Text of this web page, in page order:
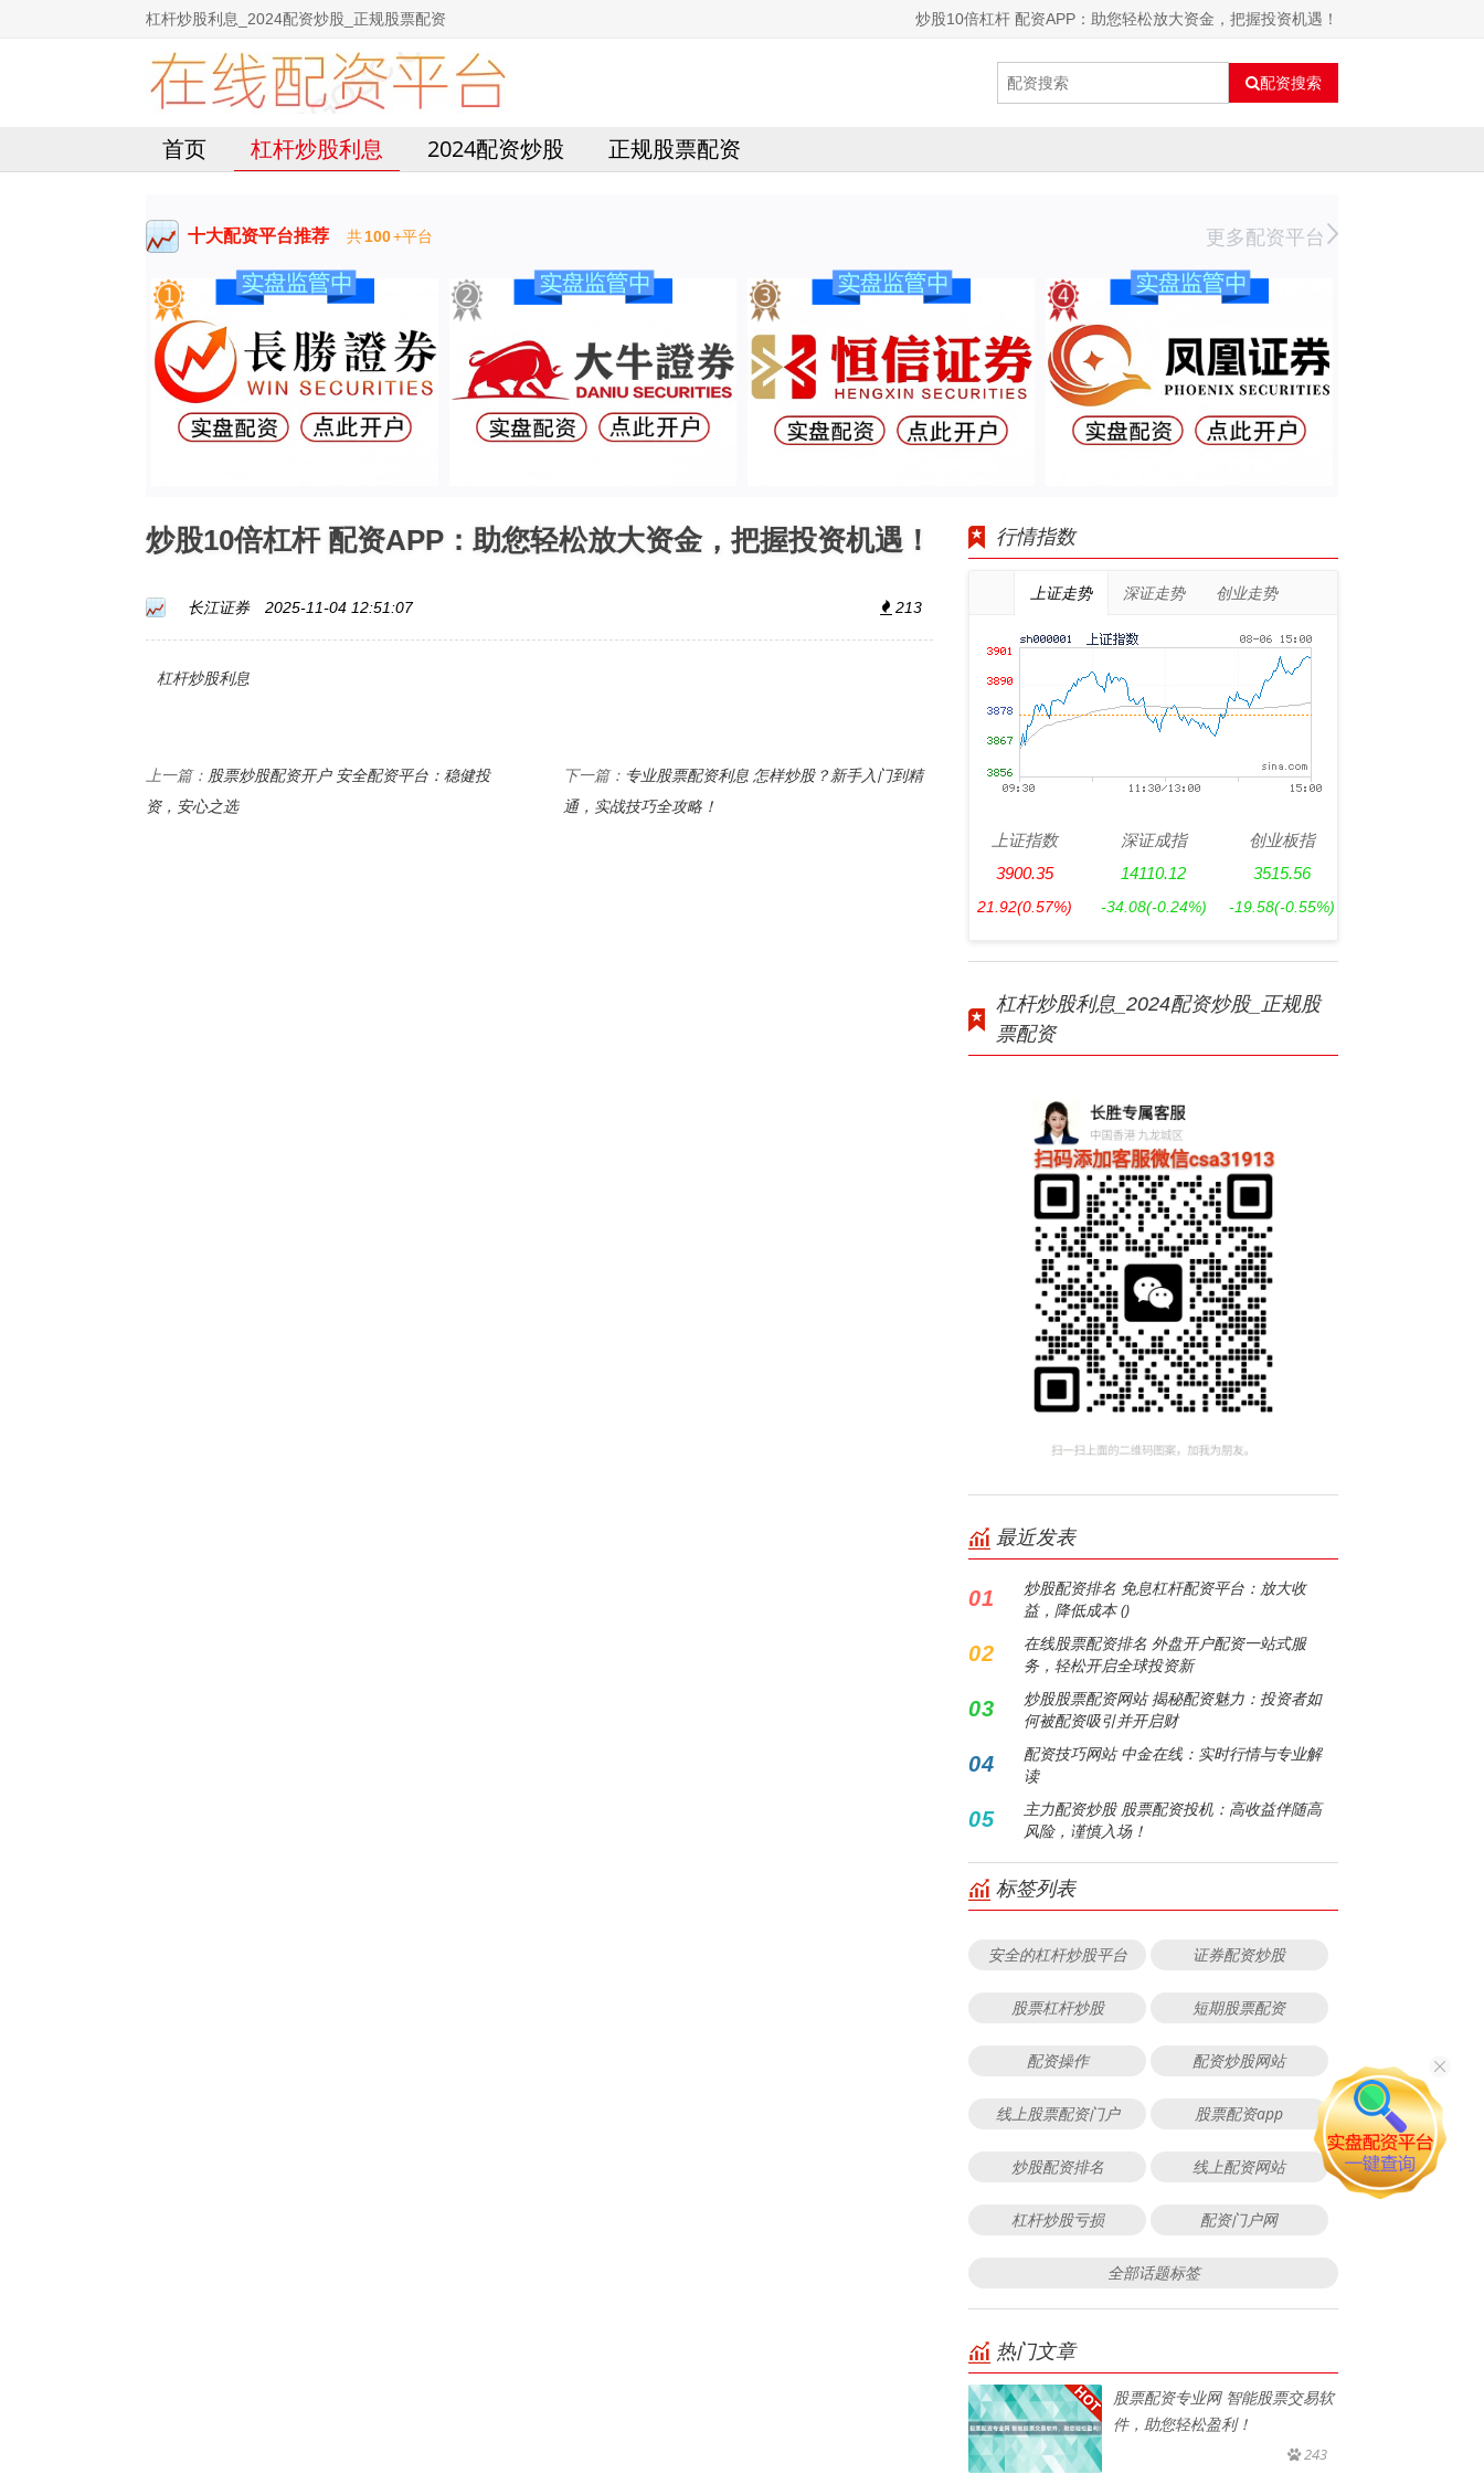
杠杆炒股利息_2024配资炒股_正规股票配资 炒股10倍杠杆 配资APP：助您轻松放大资金，把握投资机遇！
配资搜索
首页 杠杆炒股利息 2024配资炒股 正规股票配资
十大配资平台推荐 共100+平台 更多配资平台
炒股10倍杠杆 配资APP：助您轻松放大资金，把握投资机遇！
长江证券 2025-11-04 12:51:07 213
杠杆炒股利息
上一篇： 股票炒股配资开户 安全配资平台：稳健投
资，安心之选
下一篇： 专业股票配资利息 怎样炒股？新手入门到精
通，实战技巧全攻略！
行情指数
上证走势 深证走势 创业走势
上证指数
3900.35
21.92(0.57%)
深证成指
14110.12
-34.08(-0.24%)
创业板指
3515.56
-19.58(-0.55%)
杠杆炒股利息_2024配资炒股_正规股
票配资
最近发表
01
炒股配资排名 免息杠杆配资平台：放大收
益，降低成本 ()
02
在线股票配资排名 外盘开户配资一站式服
务，轻松开启全球投资新
03
炒股股票配资网站 揭秘配资魅力：投资者如
何被配资吸引并开启财
04
配资技巧网站 中金在线：实时行情与专业解
读
05
主力配资炒股 股票配资投机：高收益伴随高
风险，谨慎入场！
标签列表
安全的杠杆炒股平台 证券配资炒股
股票杠杆炒股 短期股票配资
配资操作 配资炒股网站
线上股票配资门户 股票配资app
炒股配资排名 线上配资网站
杠杆炒股亏损 配资门户网
全部话题标签
热门文章
股票配资专业网 智能股票交易软
件，助您轻松盈利！
243